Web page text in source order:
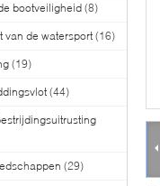
bootveiligheid(8)
van de watersport(16)
(19)
(44)
(29)